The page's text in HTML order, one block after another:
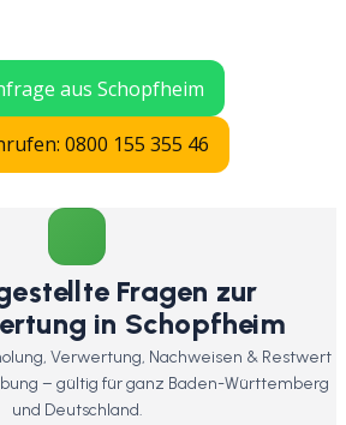
aus Schopfheim
0800 155 355 46
Fragen zur
in Schopfheim
Verwertung, Nachweisen & Restwert
– gültig für ganz Baden-Württemberg
und Deutschland.